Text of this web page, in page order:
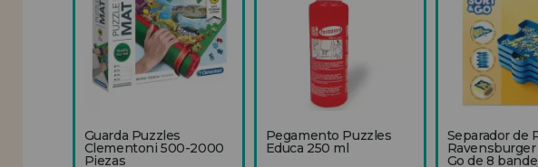
Guarda Puzzles
Clementoni 500-2000
Piezas
Pegamento Puzzles
Educa 250 ml
Separador de
Go de 8